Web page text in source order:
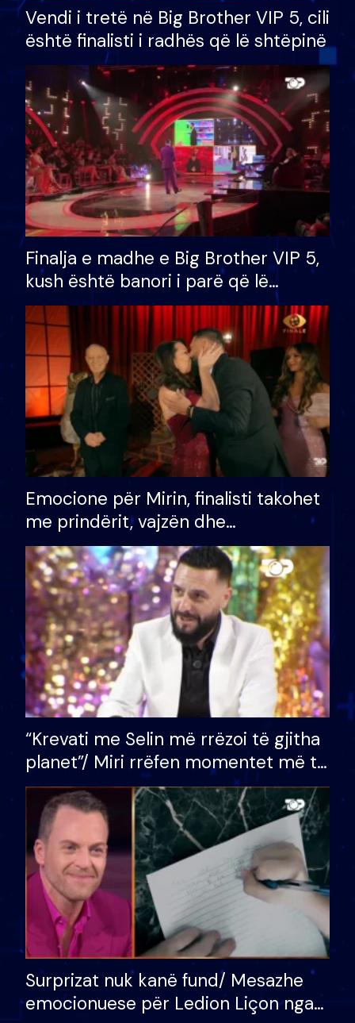
Vendi i tretë në Big Brother VIP 5, cili
është finalisti i radhës që lë shtëpinë
Finalja e madhe e Big Brother VIP 5,
kush është banori i parë që lë
shtëpinë dhe humb mundësinë për
të fituar çmimin e madh
Emocione për Mirin, finalisti takohet
me prindërit, vajzën dhe
bashkëshorten: S’kemi ndonjë letër
divorci apo jo?
“Krevati me Selin më rrëzoi të gjitha
planet”/ Miri rrëfen momentet më të
bukura në shtëpinë e BB VIP: Do më
mungojë zilja e mëngjesit kur…
Surprizat nuk kanë fund/ Mesazhe
emocionuese për Ledion Liçon nga